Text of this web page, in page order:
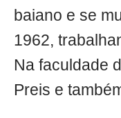
baiano e se
1962,
Na faculdade
Preis e